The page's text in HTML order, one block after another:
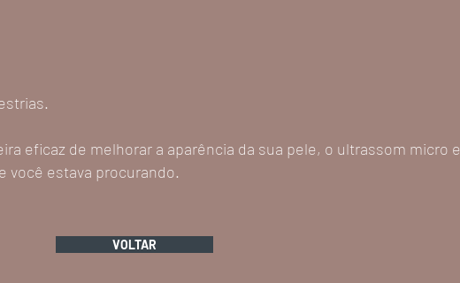
eficaz de melhorar a aparência da sua pele, o ultrassom micro e
você estava procurando.
VOLTAR